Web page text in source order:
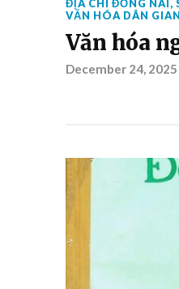
ĐỊA CHÍ ĐỒNG NAI,
VĂN HÓA DÂN GIAN
Văn hóa
December 24, 2025